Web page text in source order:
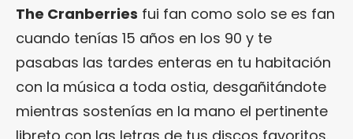
The Cranberries fui fan como solo se es fan
cuando tenías 15 años en los 90 y te
pasabas las tardes enteras en tu habitación
con la música a toda ostia, desgañitándote
mientras sostenías en la mano el pertinente